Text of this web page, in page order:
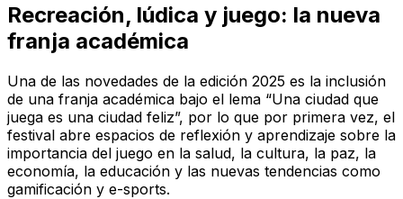
Recreación, lúdica y juego: la nueva
franja académica
Una de las novedades de la edición 2025 es la inclusión
de una franja académica bajo el lema “Una ciudad que
juega es una ciudad feliz”, por lo que por primera vez, el
festival abre espacios de reflexión y aprendizaje sobre la
importancia del juego en la salud, la cultura, la paz, la
economía, la educación y las nuevas tendencias como
gamificación y e-sports.